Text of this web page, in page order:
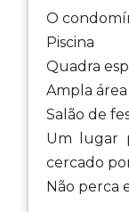
O
Piscina
Quadra
Ampla
Salão de
Um lugar
cercado
Não perca